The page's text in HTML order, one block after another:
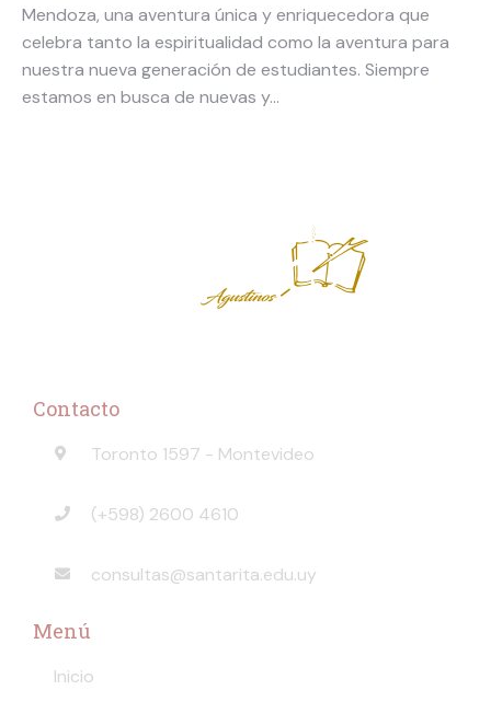
Mendoza, una aventura única y enriquecedora que
celebra tanto la espiritualidad como la aventura para
nuestra nueva generación de estudiantes. Siempre
estamos en busca de nuevas y…
Contacto
Toronto 1597 - Montevideo
(+598) 2600 4610
consultas@santarita.edu.uy
Menú
Inicio